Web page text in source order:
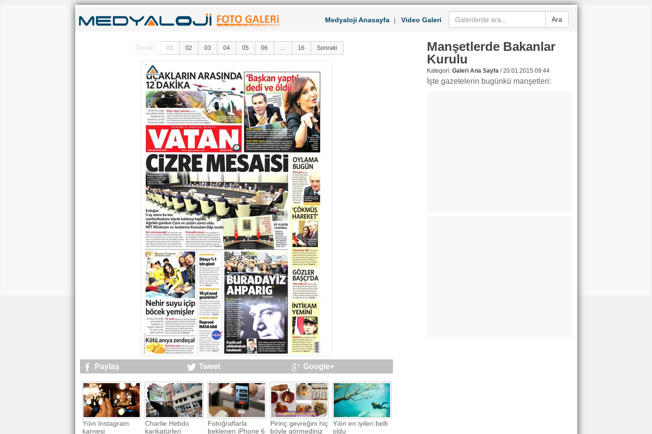
Ara
Medyaloji Anasayfa| Video Galeri
Önceki 01 02 03 04 05 06 … 16 Sonraki
Paylaş Tweet Google+
Yılın Instagram
karnesi
Charlie Hebdo
karikatürleri
Fotoğraflarla
beklenen iPhone 6
Pirinç gevreğini hiç
böyle görmediniz
Yılın en iyileri belli
oldu
Manşetlerde Bakanlar
Kurulu
Kategori: Galeri Ana Sayfa/20.01.2015 09:44
İşte gazetelerin bugünkü manşetleri: